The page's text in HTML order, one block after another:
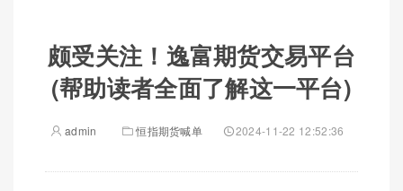
颇受关注！逸富期货交易平台
(帮助读者全面了解这一平台)
admin 恒指期货喊单 2024-11-22 12:52:36